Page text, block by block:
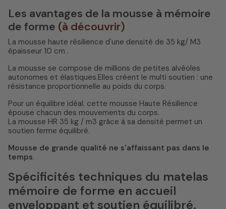
Les avantages de la mousse à mémoire
de forme (à découvrir)
La mousse haute résilience d'une densité de 35 kg/ M3
épaisseur 10 cm .
La mousse se compose de millions de petites alvéoles
autonomes et élastiques.Elles créent le multi soutien : une
résistance proportionnelle au poids du corps.
Pour un équilibre idéal. cette mousse Haute Résilience
épouse chacun des mouvements du corps.
La mousse HR 35 kg / m3 grâce à sa densité permet un
soutien ferme équilibré.
Mousse de grande qualité ne s'affaissant pas dans le
temps.
Spécificités techniques du matelas
mémoire de forme en accueil
enveloppant et soutien équilibré.